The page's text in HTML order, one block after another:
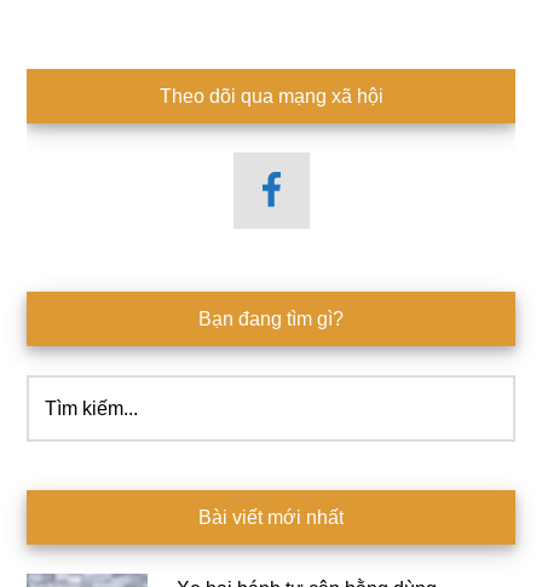
Theo dõi qua mạng xã hội
Bạn đang tìm gì?
kiếm...
Bài viết mới nhất